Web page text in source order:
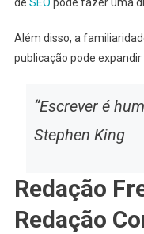
Além disso, a
publicação pode
“Escrever é
Stephen King
Redação
Redação